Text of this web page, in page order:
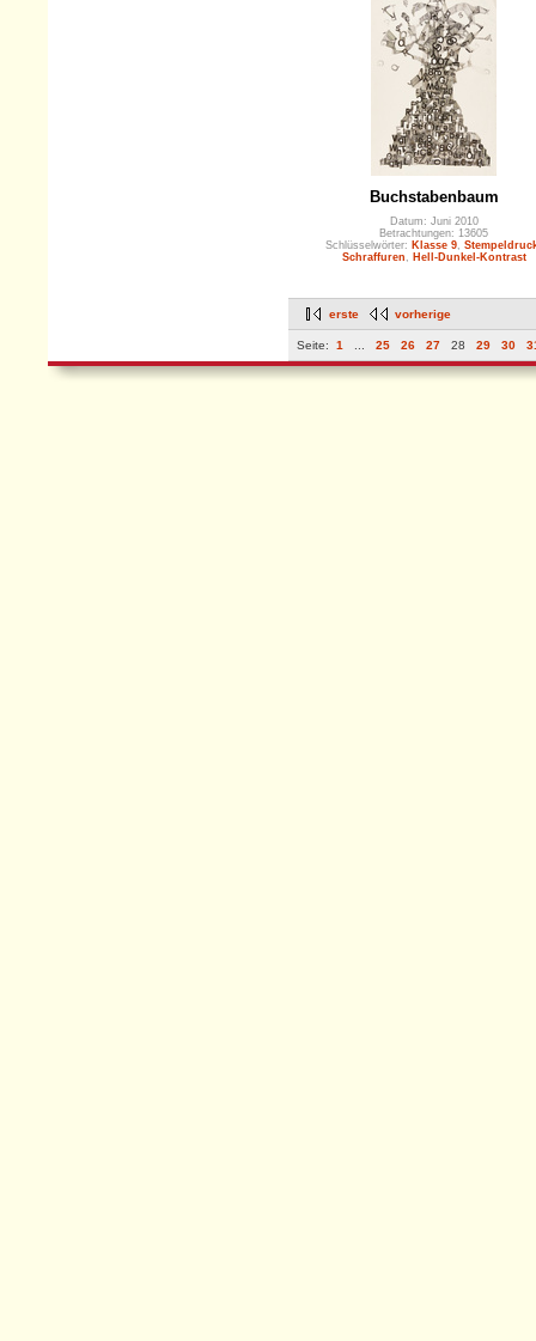
Buchstabenbaum
Datum: Juni 2010
Betrachtungen: 13605
Schlüsselwörter: Klasse 9
Schraffuren
Hell-Dunkel-Kontrast
erste vorherige
Seite: 1 25 26 27 28 29 30